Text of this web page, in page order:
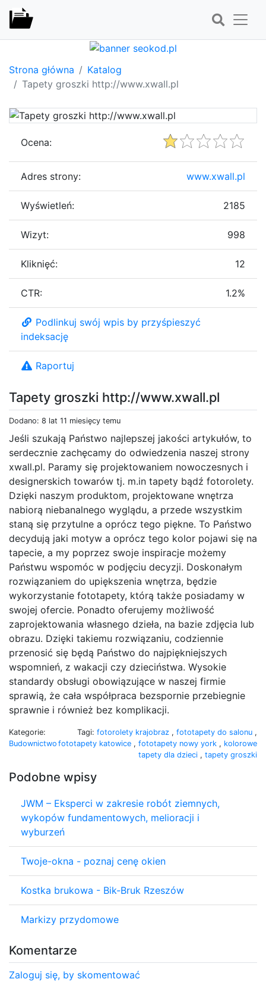
Strona główna
Katalog
Tapety groszki http://www.xwall.pl
Tapety groszki http://www.xwall.pl
Dodano: 8 lat 11 miesięcy temu
Jeśli szukają Państwo najlepszej jakości artykułów, to
serdecznie zachęcamy do odwiedzenia naszej strony
xwall.pl. Paramy się projektowaniem nowoczesnych i
designerskich towarów tj. m.in tapety bądź fotorolety.
Dzięki naszym produktom, projektowane wnętrza
nabiorą niebanalnego wyglądu, a przede wszystkim
staną się przytulne a oprócz tego piękne. To Państwo
decydują jaki motyw a oprócz tego kolor pojawi się na
tapecie, a my poprzez swoje inspiracje możemy
Państwu wspomóc w podjęciu decyzji. Doskonałym
rozwiązaniem do upiększenia wnętrza, będzie
wykorzystanie fototapety, którą także posiadamy w
swojej ofercie. Ponadto oferujemy możliwość
zaprojektowania własnego dzieła, na bazie zdjęcia lub
obrazu. Dzięki takiemu rozwiązaniu, codziennie
przenosić się będą Państwo do najpiękniejszych
wspomnień, z wakacji czy dzieciństwa. Wysokie
standardy obsługi obowiązujące w naszej firmie
sprawią, że cała współpraca bezspornie przebiegnie
sprawnie i również bez komplikacji.
Kategorie:
Budownictwo
Tagi: fotorolety krajobraz , fototapety do salonu ,
fototapety katowice , fototapety nowy york , kolorowe
tapety dla dzieci , tapety groszki
Podobne wpisy
JWM – Eksperci w zakresie robót ziemnych,
wykopów fundamentowych, melioracji i
wyburzeń
Twoje-okna - poznaj cenę okien
Kostka brukowa - Bik-Bruk Rzeszów
Markizy przydomowe
Komentarze
Zaloguj się, by skomentować
Ocena:
Adres strony: www.xwall.pl
Wyświetleń: 2185
Wizyt: 998
Kliknięć: 12
CTR: 1.2%
Podlinkuj swój wpis by przyśpieszyć
indeksację
Raportuj